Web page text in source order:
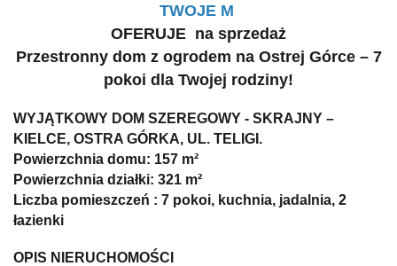
TWOJE M
OFERUJE na sprzedaż
Przestronny dom z ogrodem na Ostrej Górce – 7
pokoi dla Twojej rodziny!
WYJĄTKOWY DOM SZEREGOWY - SKRAJNY –
KIELCE, OSTRA GÓRKA, UL. TELIGI.
Powierzchnia domu: 157 m²
Powierzchnia działki: 321 m²
Liczba pomieszczeń : 7 pokoi, kuchnia, jadalnia, 2
łazienki
OPIS NIERUCHOMOŚCI